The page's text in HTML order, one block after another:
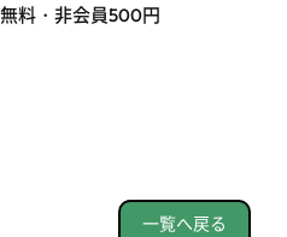
料・非会員500円
一覧へ戻る